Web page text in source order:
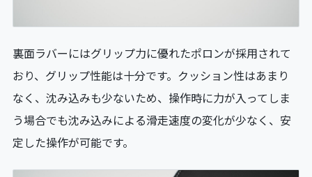
裏面ラバーにはグリップ力に優れたポロンが採用されて
おり、グリップ性能は十分です。クッション性はあまり
なく、沈み込みも少ないため、操作時に力が入ってしま
う場合でも沈み込みによる滑走速度の変化が少なく、安
定した操作が可能です。